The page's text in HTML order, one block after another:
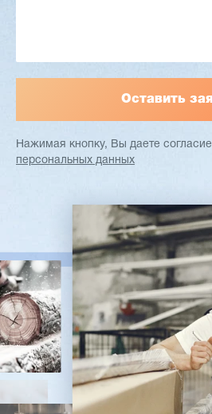
Нажимая кнопку, Вы даете согласие
персональных данных